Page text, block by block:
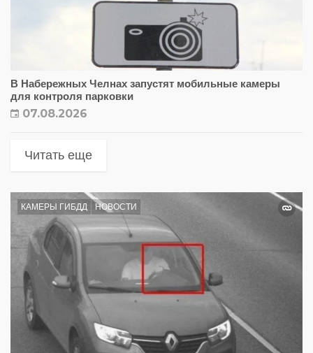
В Набережных Челнах запустят мобильные камеры
для контроля парковки
07.08.2026
Читать еще
КАМЕРЫ ГИБДД НОВОСТИ